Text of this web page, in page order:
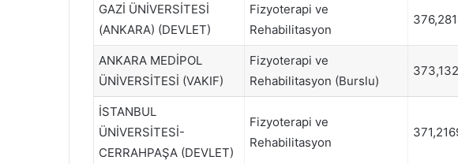
GAZİ ÜNİVERSİTESİ
(ANKARA) (DEVLET)
Fizyoterapi ve
Rehabilitasyon
ANKARA MEDİPOL
ÜNİVERSİTESİ (VAKIF)
Fizyoterapi ve
Rehabilitasyon (Burslu)
İSTANBUL
ÜNİVERSİTESİ-
CERRAHPAŞA (DEVLET)
Fizyoterapi ve
Rehabilitasyon